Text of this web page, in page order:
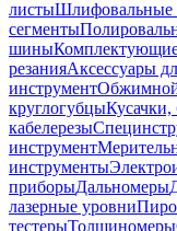
листыШлифовальные
сегменты
шиныКомплектующие
резанияАксессуары
инструмент
круглогубцыКусачки,
кабелерезы
инструмент
инструменты
приборыДальномеры
лазерные уровни
тестерыТолщиномеры